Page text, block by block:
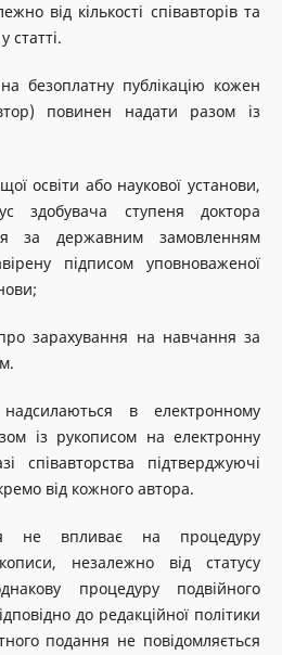
від кількості співавторів та
статті.
безоплатну публікацію кожен
повинен надати разом із
освіти або наукової установи,
здобувача ступеня доктора
за державним замовленням
підписом уповноваженої
зарахування на навчання за
в електронному
із рукописом на електронну
співавторства підтверджуючі
від кожного автора.
не впливає на процедуру
незалежно від статусу
процедуру подвійного
до редакційної політики
подання не повідомляється